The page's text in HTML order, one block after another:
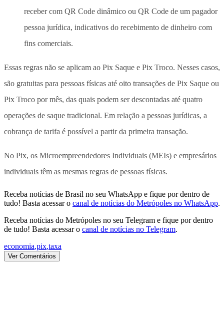
receber com QR Code dinâmico ou QR Code de um pagador
pessoa jurídica, indicativos do recebimento de dinheiro com
fins comerciais.
Essas regras não se aplicam ao Pix Saque e Pix Troco. Nesses casos,
são gratuitas para pessoas físicas até oito transações de Pix Saque ou
Pix Troco por mês, das quais podem ser descontadas até quatro
operações de saque tradicional. Em relação a pessoas jurídicas, a
cobrança de tarifa é possível a partir da primeira transação.
No Pix, os Microempreendedores Individuais (MEIs) e empresários
individuais têm as mesmas regras de pessoas físicas.​
Receba notícias de Brasil no seu WhatsApp e fique por dentro de
tudo! Basta acessar o canal de notícias do Metrópoles no WhatsApp.
Receba notícias do Metrópoles no seu Telegram e fique por dentro
de tudo! Basta acessar o canal de notícias no Telegram.
economia,pix,taxa
Ver Comentários